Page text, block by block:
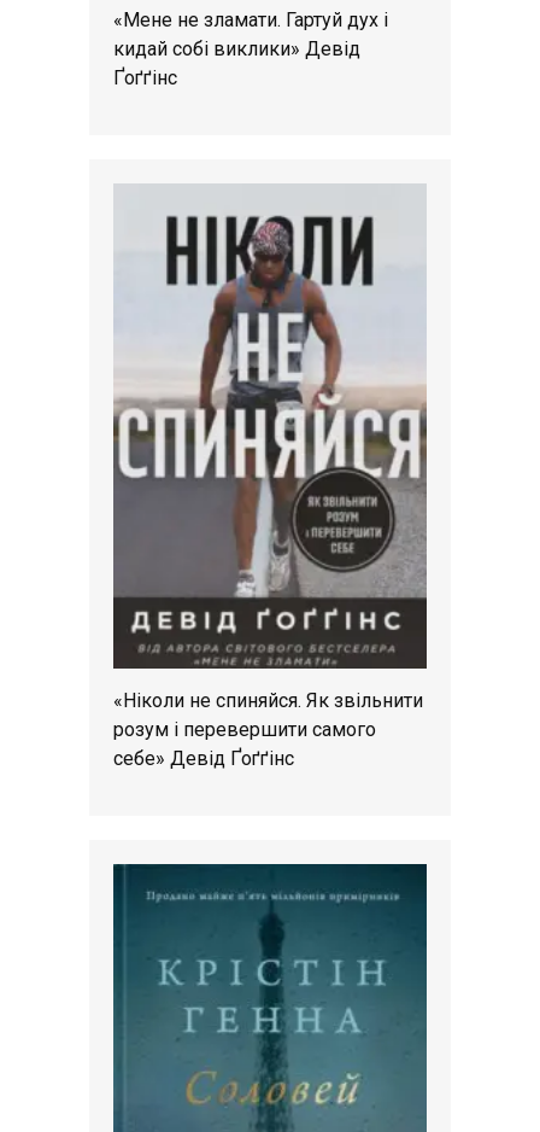
«Мене не зламати. Гартуй дух і
кидай собі виклики» Девід
Ґоґґінс
«Ніколи не спиняйся. Як звільнити
розум і перевершити самого
себе» Девід Ґоґґінс